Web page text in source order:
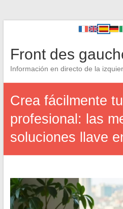
Front des
Información en directo de la
Crea fácilmente
profesional: las
soluciones llave